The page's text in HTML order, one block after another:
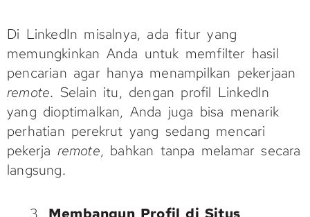
Di LinkedIn misalnya, ada fitur yang
memungkinkan Anda untuk memfilter hasil
pencarian agar hanya menampilkan pekerjaan
remote. Selain itu, dengan profil LinkedIn
yang dioptimalkan, Anda juga bisa menarik
perhatian perekrut yang sedang mencari
pekerja remote, bahkan tanpa melamar secara
langsung.
Membangun Profil di Situs